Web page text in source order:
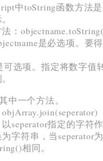
中toString函数方法
：
是必选项。要
可选项。指定将数字值
中一个方法。
seperator指定的字符
字符串，当seperator
相同。